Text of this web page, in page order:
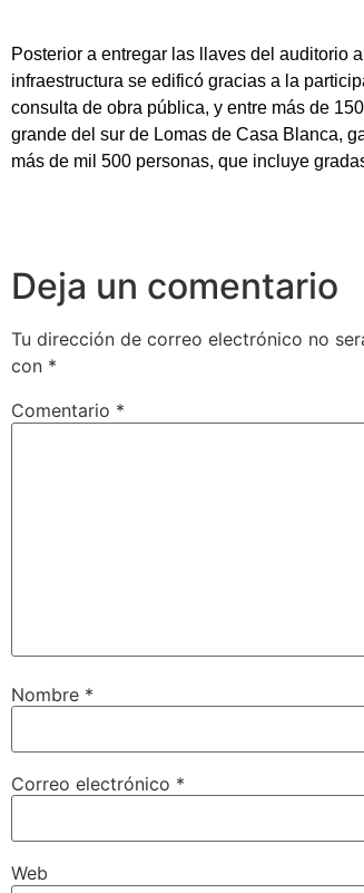
Posterior a entregar las llaves del auditorio
infraestructura se edificó gracias a la
consulta de obra pública, y entre más de
grande del sur de Lomas de Casa Blanca,
más de mil 500 personas, que incluye
Deja un comentario
Tu dirección de correo electrónico no
con *
Comentario *
Nombre *
Correo electrónico *
Web